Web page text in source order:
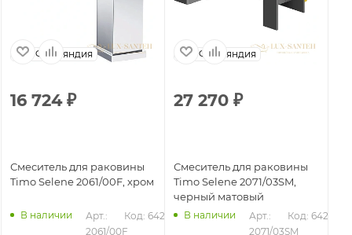
Финляндия
16 724₽
Смеситель для раковины
Timo Selene 2061/00F, хром
В наличии
Арт.:
2061/00F
Код: 64273
Финляндия
27 270 ₽
Смеситель для раковины
Timo Selene 2071/03SM,
черный матовый
В наличии
Арт.:
2071/03SM
Код: 64277